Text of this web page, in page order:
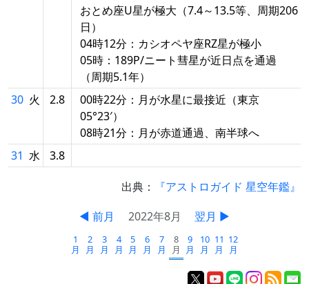
おとめ座U星が極大（7.4～13.5等、周期206
日）
04時12分：カシオペヤ座RZ星が極小
05時：189P/ニート彗星が近日点を通過
（周期5.1年）
30 火 2.8
00時22分：月が水星に最接近（東京
05°23′）
08時21分：月が赤道通過、南半球へ
31 水 3.8
出典：
『アストロガイド 星空年鑑』
◀ 前月
2022年8月 翌月 ▶
1
月
2
月
3
月
4
月
5
月
6
月
7
月
8
月
9
月
10
月
11
月
12
月